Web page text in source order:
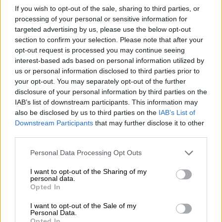
If you wish to opt-out of the sale, sharing to third parties, or
processing of your personal or sensitive information for
targeted advertising by us, please use the below opt-out
section to confirm your selection. Please note that after your
opt-out request is processed you may continue seeing
interest-based ads based on personal information utilized by
us or personal information disclosed to third parties prior to
your opt-out. You may separately opt-out of the further
disclosure of your personal information by third parties on the
IAB’s list of downstream participants. This information may
also be disclosed by us to third parties on the IAB’s List of
Downstream Participants that may further disclose it to other
Please note that this website/app uses one or more Google
not limited to your visit or usage behaviour. You may click to
grant or deny consent to Google and its third-party tags to
use your data for below specified purposes in below Google
consent section.
Personal Data Processing Opt Outs
I want to opt-out of the Sharing of my
personal data.
Opted In
I want to opt-out of the Sale of my
Personal Data.
Επενδύουμε στα μεγάλα δίκτυα άρδευσης για
την επόμενη μέρα, στηρίζουμε τις ομάδες
παραγωγών με χαμηλότερη φορολογία.
Θέλουμε να εκπαιδεύουμε τους αγρότες μας,
έτσι ώστε να μπορούν να βελτιώσουν την
παραγωγικότητά τους.
Οκτώ δισ. εξαγωγές κάναμε, φίλες και φίλοι,
σεπροϊόντα του πρωτογενούς τομέα μόνο
το 2022. Αυτό σημαίνει ότι τα προϊόντα μας
όχι μόνο στις αγορές του εσωτερικού, αλλά
και του εξωτερικού.
Αυτό είναι το μέλλον, λοιπόν, για το οποίο
πρέπει να μιλήσουμε. Πώς θα έχουμε έναν
πραγματικά ανταγωνιστικό πρωτογενή